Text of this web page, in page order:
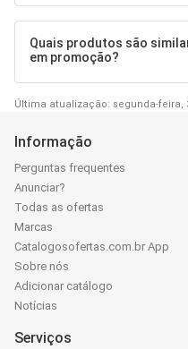
Quais produtos são
em promoção?
Última atualização: segunda-feira,
Informação
Perguntas frequentes
Anunciar?
Todas as ofertas
Marcas
Catalogosofertas.com.br App
Sobre nós
Adicionar catálogo
Notícias
Serviços